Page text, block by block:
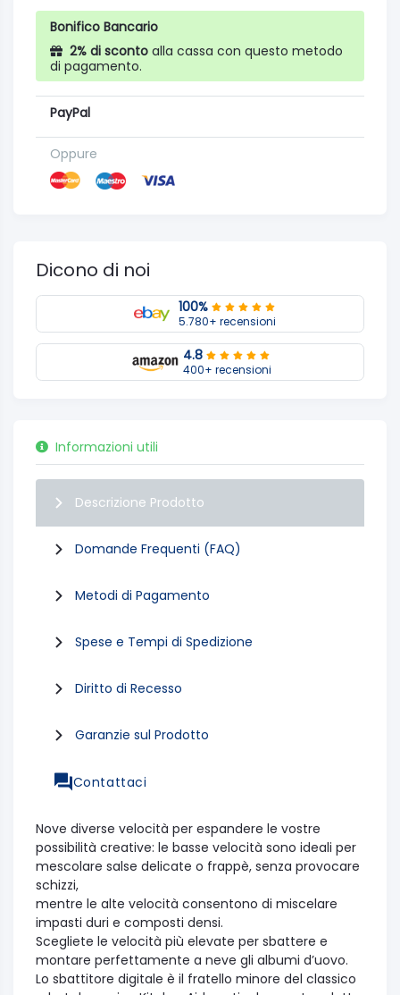
Bonifico Bancario
2% di sconto alla cassa con questo metodo
di pagamento.
PayPal
Oppure
Dicono di noi
100%
5.780+ recensioni
4.8
400+ recensioni
Informazioni utili
Descrizione Prodotto
Domande Frequenti (FAQ)
Metodi di Pagamento
Spese e Tempi di Spedizione
Diritto di Recesso
Garanzie sul Prodotto
Contattaci
Nove diverse velocità per espandere le vostre
possibilità creative: le basse velocità sono ideali per
mescolare salse delicate o frappè, senza provocare
schizzi,
mentre le alte velocità consentono di miscelare
impasti duri e composti densi.
Scegliete le velocità più elevate per sbattere e
montare perfettamente a neve gli albumi d’uovo.
Lo sbattitore digitale è il fratello minore del classico